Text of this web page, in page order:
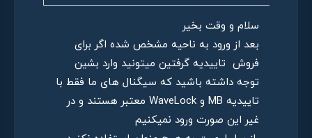
سلام و وقت بخیر
بعد از ورود به ناحیه مشخص شده اگر برای
فروش تاییدیه گرفتین میتونید وارد بشین
توجه داشته باشید که سیگنال های ما فقط با
تاییدیه MB و WaveLock معتبر هستند و در
غیر این صورت ورود نمیکنیم